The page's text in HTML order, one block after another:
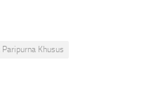
Paripurna Khusus